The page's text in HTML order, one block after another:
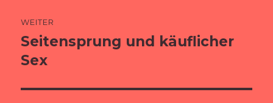
WEITER
Nächster
Beitrag:
Seitensprung und käuflicher
Sex